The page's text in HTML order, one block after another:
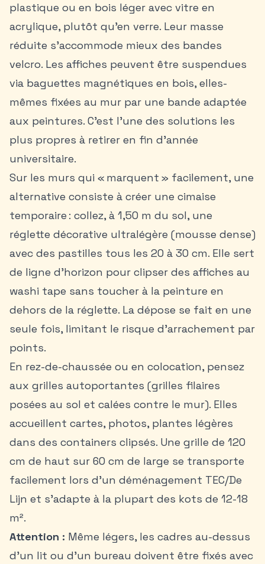
plastique ou en bois léger avec vitre en
acrylique, plutôt qu’en verre. Leur masse
réduite s’accommode mieux des bandes
velcro. Les affiches peuvent être suspendues
via baguettes magnétiques en bois, elles-
mêmes fixées au mur par une bande adaptée
aux peintures. C’est l’une des solutions les
plus propres à retirer en fin d’année
universitaire.
Sur les murs qui « marquent » facilement, une
alternative consiste à créer une cimaise
temporaire : collez, à 1,50 m du sol, une
réglette décorative ultralégère (mousse dense)
avec des pastilles tous les 20 à 30 cm. Elle sert
de ligne d’horizon pour clipser des affiches au
washi tape sans toucher à la peinture en
dehors de la réglette. La dépose se fait en une
seule fois, limitant le risque d’arrachement par
points.
En rez-de-chaussée ou en colocation, pensez
aux grilles autoportantes (grilles filaires
posées au sol et calées contre le mur). Elles
accueillent cartes, photos, plantes légères
dans des containers clipsés. Une grille de 120
cm de haut sur 60 cm de large se transporte
facilement lors d’un déménagement TEC/De
Lijn et s’adapte à la plupart des kots de 12-18
m².
Attention : Même légers, les cadres au-dessus
d’un lit ou d’un bureau doivent être fixés avec